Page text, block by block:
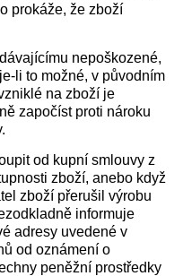
prokáže, že zboží
nepoškozené,
li to možné, v původním
na zboží je
započíst proti nároku
od kupní smlouvy z
zboží, anebo když
zboží přerušil výrobu
informuje
adresy uvedené v
od oznámení o
peněžní prostředky